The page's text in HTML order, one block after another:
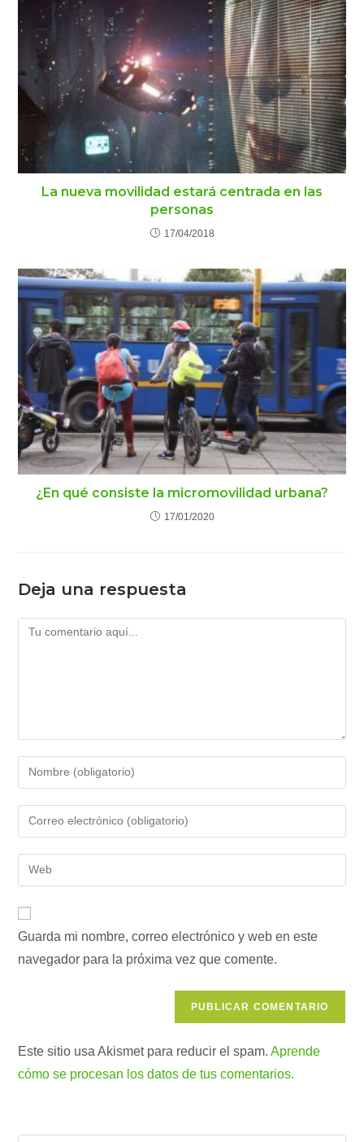
La nueva movilidad estará centrada en las
personas
17/04/2018
¿En qué consiste la micromovilidad urbana?
17/01/2020
Deja una respuesta
Comentario
Introduce
tu
nombre
de
usuario
para
Introduce
tu
dirección
de
para
comentar
Introduce
la
de
tu
web
Guarda mi nombre, correo electrónico y web en este
navegador para la próxima vez que comente.
Este sitio usa Akismet para reducir el spam.Aprende
cómo se procesan los datos de tus comentarios.